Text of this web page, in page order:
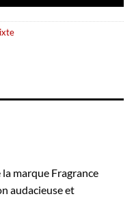
la marque Fragrance
audacieuse et